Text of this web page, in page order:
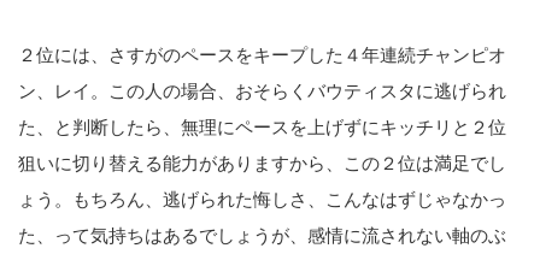
２位には、さすがのペースをキープした４年連続チャンピオ
ン、レイ。この人の場合、おそらくバウティスタに逃げられ
た、と判断したら、無理にペースを上げずにキッチリと２位
狙いに切り替える能力がありますから、この２位は満足でし
ょう。もちろん、逃げられた悔しさ、こんなはずじゃなかっ
た、って気持ちはあるでしょうが、感情に流されない軸のぶ